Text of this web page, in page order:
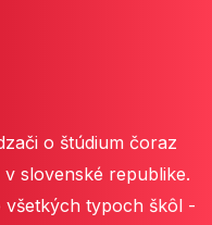
o štúdium čoraz
slovenské republike.
všetkých typoch škôl -